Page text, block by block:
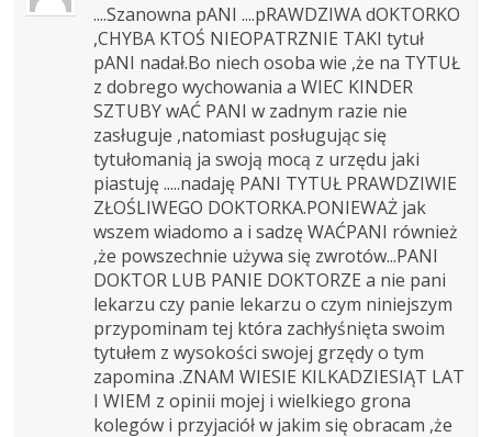
....Szanowna pANI ....pRAWDZIWA dOKTORKO
,CHYBA KTOŚ NIEOPATRZNIE TAKI tytuł
pANI nadał.Bo niech osoba wie ,że na TYTUŁ
z dobrego wychowania a WIEC KINDER
SZTUBY wAĆ PANI w zadnym razie nie
zasługuje ,natomiast posługując się
tytułomanią ja swoją mocą z urzędu jaki
piastuję .....nadaję PANI TYTUŁ PRAWDZIWIE
ZŁOŚLIWEGO DOKTORKA.PONIEWAŻ jak
wszem wiadomo a i sadzę WAĆPANI również
,że powszechnie używa się zwrotów...PANI
DOKTOR LUB PANIE DOKTORZE a nie pani
lekarzu czy panie lekarzu o czym niniejszym
przypominam tej która zachłyśnięta swoim
tytułem z wysokości swojej grzędy o tym
zapomina .ZNAM WIESIE KILKADZIESIĄT LAT
I WIEM z opinii mojej i wielkiego grona
kolegów i przyjaciół w jakim się obracam ,że